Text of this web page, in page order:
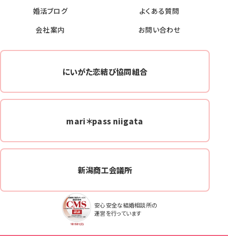
婚活ブログ
よくある質問
会社案内
お問い合わせ
にいがた恋結び協同組合
mari＊pass niigata
新潟商工会議所
安心安全な結婚相談所の
運営を行っています